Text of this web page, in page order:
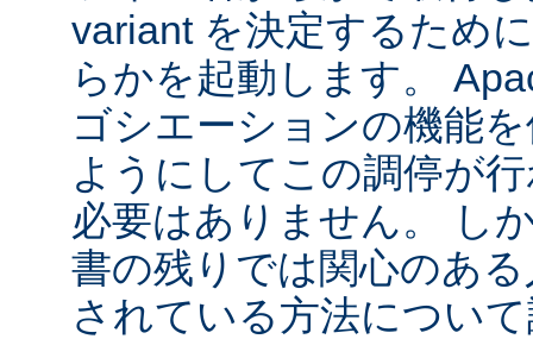
variant を決定するため
らかを起動します。
ゴシエーションの機能
ようにしてこの調停が
必要はありません。 し
書の残りでは関心のあ
されている方法につい